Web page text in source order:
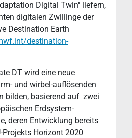
Digital Twin" liefern,
digitalen Zwillinge der
Destination Earth
destination-
DT wird eine neue
und wirbel-auflösenden
bilden, basierend auf zwei
Erdsystem-
deren Entwicklung bereits
Projekts Horizont 2020